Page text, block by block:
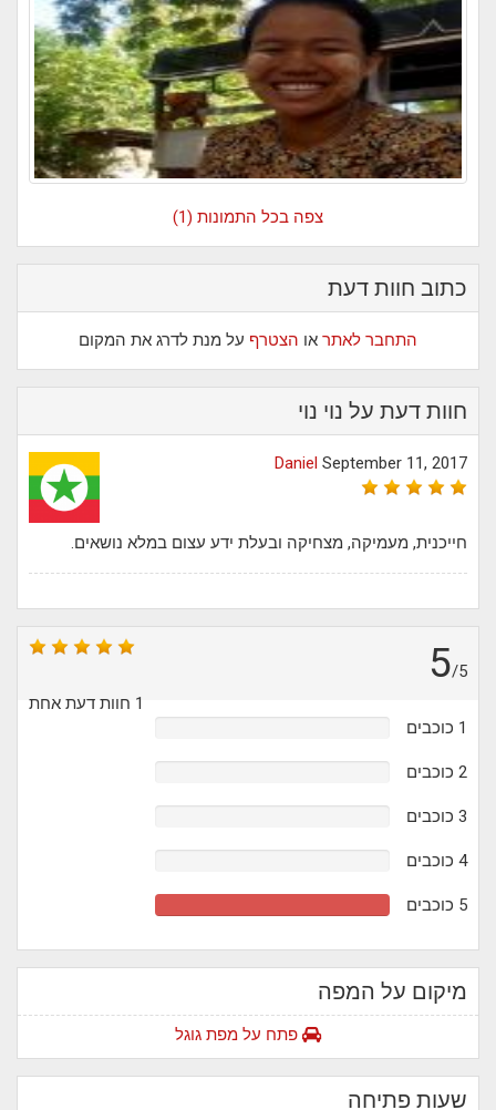
צפה בכל התמונות (1)
כתוב חוות דעת
התחבר לאתר או הצטרף על מנת לדרג את המקום
חוות דעת על נוי נוי
Daniel September 11, 2017
חייכנית, מעמיקה, מצחיקה ובעלת ידע עצום במלא נושאים.
5/5
1 חוות דעת אחת
1 כוכבים
2 כוכבים
3 כוכבים
4 כוכבים
5 כוכבים
מיקום על המפה
פתח על מפת גוגל
שעות פתיחה